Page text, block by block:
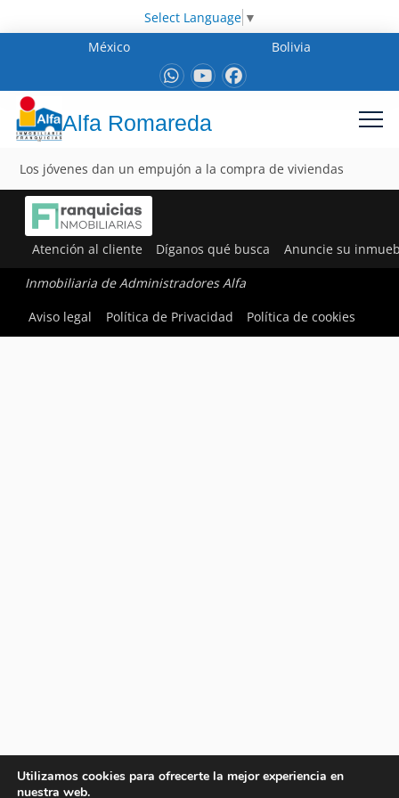
Select Language ▼
México
Bolivia
Alfa Romareda
Los jóvenes dan un empujón a la compra de viviendas
Atención al cliente Díganos qué busca Anuncie su
Inmobiliaria de Administradores Alfa
Aviso legal
Política de Privacidad Política de cookies
Utilizamos cookies para ofrecerte la mejor experiencia en
nuestra web.